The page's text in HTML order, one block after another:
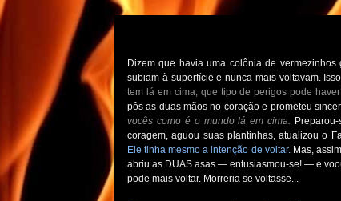
Dizem que havia uma colônia de
subiam à superfície e nunca mais voltavam.
tem lá em cima, que tipo de perigos pode
pôs as duas mãos no coração e prometeu
vocês como é o mundo lá em cima.
coragem, aguou suas plantinhas, atualizou o
Ele tinha mesmo a intenção de voltar.Mas,
abriu as DUAS asas — entusiasmou-se! — e
pode mais voltar. Morreria se voltasse...